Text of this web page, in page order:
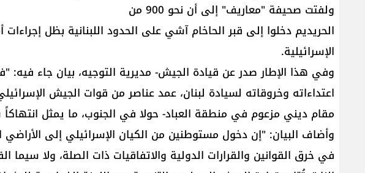
ولفتت صحيفة "معاريف" إلى أن نحو 900 من
الحريديم دخلوا إلى قبر الحاخام آشي على الحدود اللبنانية بظل
الإسرائيلية.
وفي هذا الإطار صدر عن قيادة الجيش- مديرية التوجيه، بيان جاء فيه:
اعتداءاته وخروقاته لسيادة لبنان، عمد عناصر من قوات الجيش
مقام ديني مزعوم في منطقة العباد- حولا في الجنوب، ما يمثل انتهاكاً
وأضاف البيان: "إن دخول مستوطنين من الكيان الإسرائيلي إلى الأراضي